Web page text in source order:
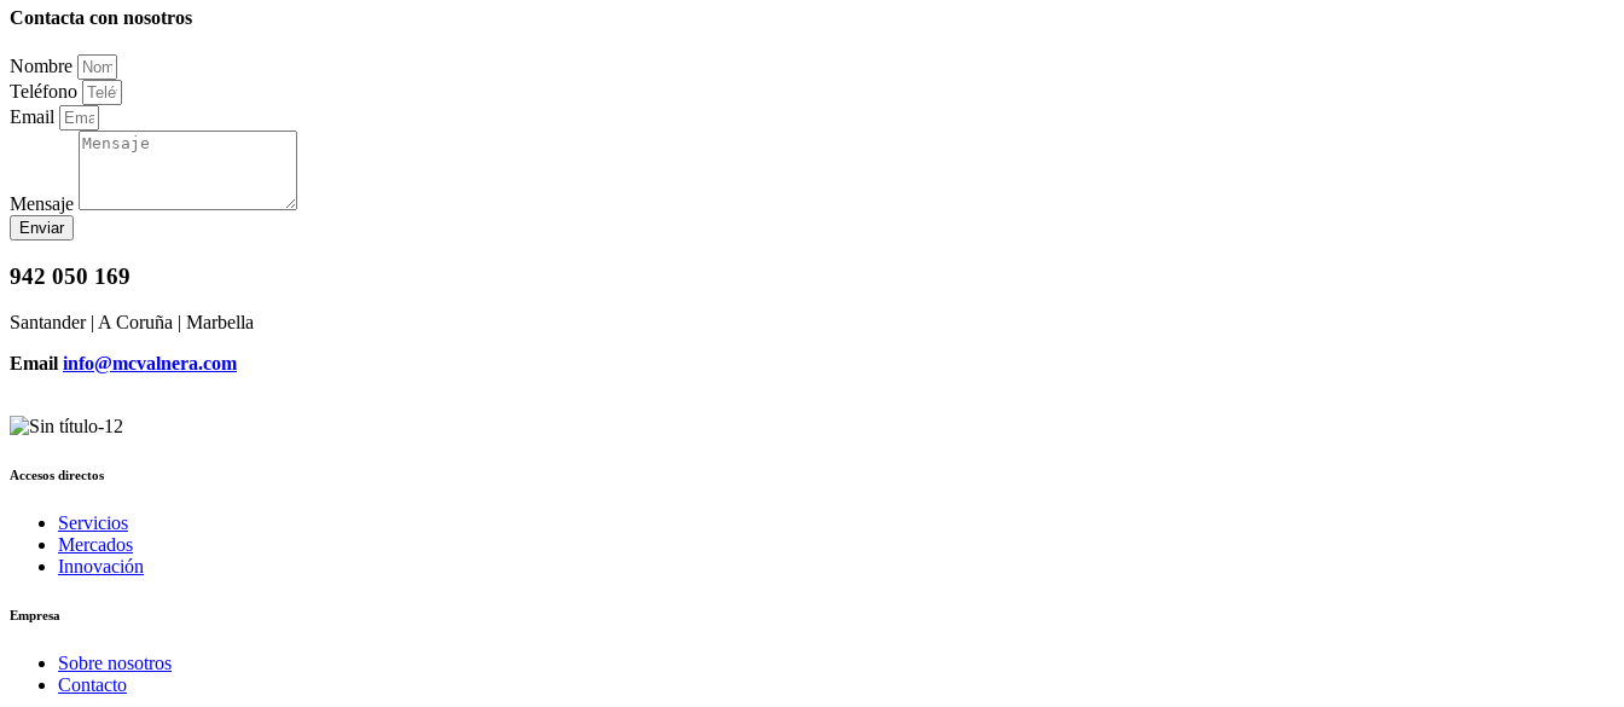
Contacta con nosotros
Nombre
Teléfono
Email
Mensaje
Enviar
942 050 169
Santander | A Coruña | Marbella
Email info@mcvalnera.com
Accesos directos
Servicios
Mercados
Innovación
Empresa
Sobre nosotros
Contacto